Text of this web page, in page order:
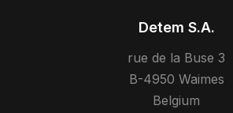
Detem S.A.
rue de la Buse 3
B-4950 Waimes
Belgium